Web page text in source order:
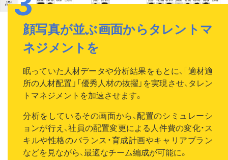
顔写真が並ぶ画面からタレントマ
ネジメントを
眠っていた人材データや分析結果をもとに、「適材適
所の人材配置」「優秀人材の抜擢」を実現させ、タレン
トマネジメントを加速させます。
分析をしているその画面から、配置のシミュレーシ
ョンが行え、社員の配置変更による人件費の変化・ス
キルや性格のバランス・育成計画やキャリアプラン
などを見ながら、最適なチーム編成が可能に。